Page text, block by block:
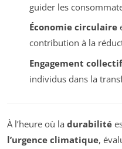
guider les
Économie circulaire
contribution à la
Engagement collectif
individus dans la
À l’heure où la durabilité
l’urgence climatique,